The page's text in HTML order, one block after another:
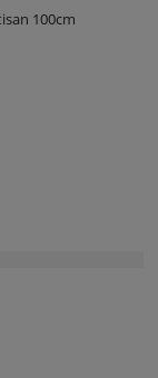
100cm